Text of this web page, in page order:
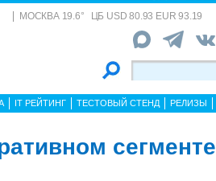
МОСКВА 19.6° ЦБ USD 80.93 EUR 93.19
IT РЕЙТИНГ ТЕСТОВЫЙ СТЕНД РЕЛИЗЫ
сегменте